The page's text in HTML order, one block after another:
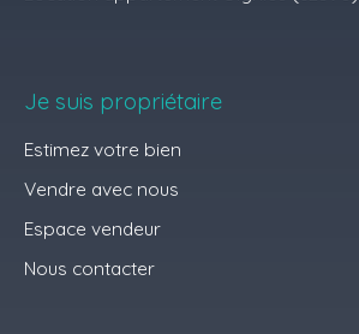
Je suis propriétaire
Estimez votre bien
Vendre avec nous
Espace vendeur
Nous contacter